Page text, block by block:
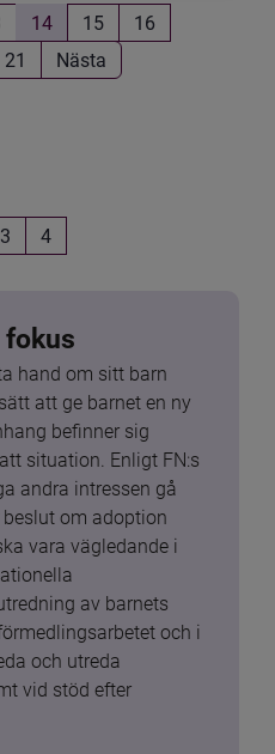
14 15
16
21 Nästa
3 4
fokus
hand om sitt barn
att ge barnet en ny
befinner sig
situation. Enligt FN:s
andra intressen gå
om adoption
vara vägledande i
av barnets
och i
och utreda
vid stöd efter